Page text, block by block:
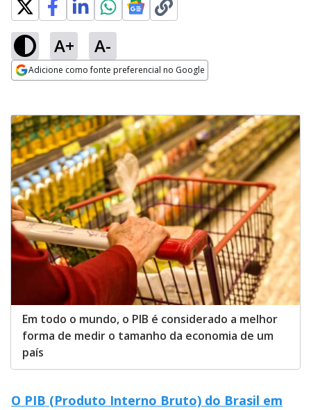
A+ A-
Adicione como fonte preferencial no Google
Em todo o mundo, o PIB é considerado a melhor
forma de medir o tamanho da economia de um
país
O PIB (Produto Interno Bruto) do Brasil em